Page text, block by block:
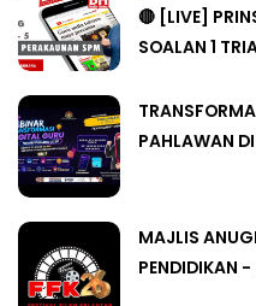
🔴 [LIVE]
SOALAN 1
PAHLAWAN
MAJLIS
PENDIDIKAN